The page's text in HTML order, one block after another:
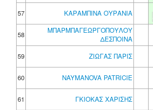
57
ΚΑΡΑΜΠΙΝΑ ΟΥΡΑΝΙΑ
58
ΜΠΑΡΜΠΑΓΕΩΡΓΟΠΟΥΛΟΥ
ΔΕΣΠΟΙΝΑ
59 ΖΙΩΓΑΣ ΠΑΡΙΣ
60
NAYMANOVA PATRICIE
61
ΓΚΙΟΚΑΣ ΧΑΡΙΣΗΣ